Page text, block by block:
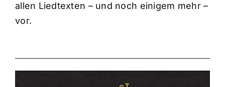
allen Liedtexten – und noch einigem mehr –
vor.